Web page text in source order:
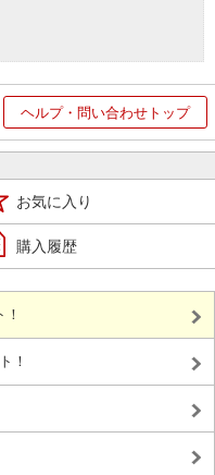
ヘルプ・問い合わせトップ
お気に入り
購入履歴
！